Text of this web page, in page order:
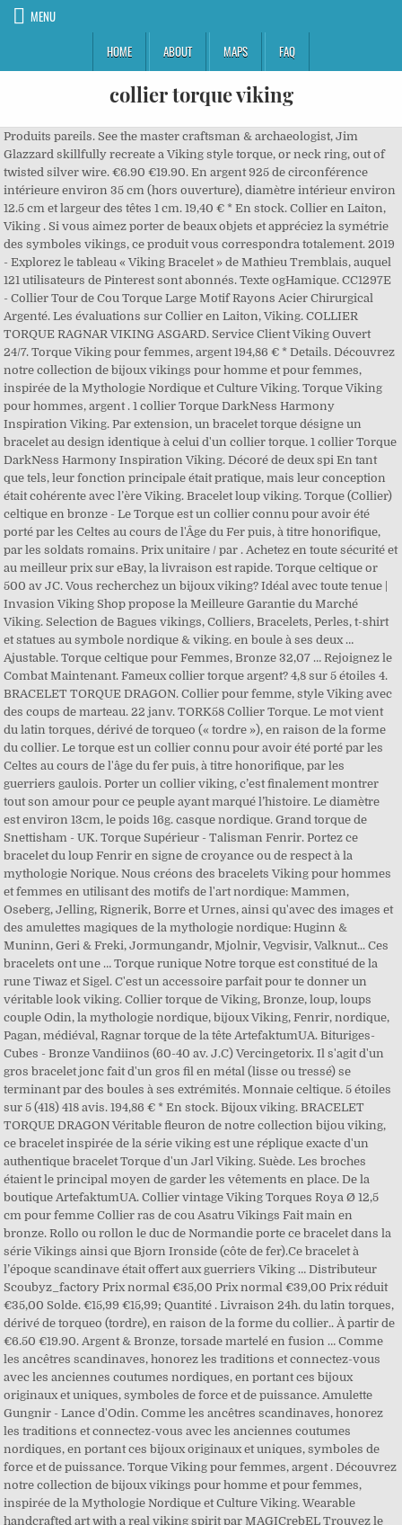
MENU
HOME
ABOUT MAPS FAQ
collier torque viking
Produits pareils. See the master craftsman & archaeologist, Jim
Glazzard skillfully recreate a Viking style torque, or neck ring, out of
twisted silver wire. €6.90 €19.90. En argent 925 de circonférence
intérieure environ 35 cm (hors ouverture), diamètre intérieur environ
12.5 cm et largeur des têtes 1 cm. 19,40 € * En stock. Collier en Laiton,
Viking . Si vous aimez porter de beaux objets et appréciez la symétrie
des symboles vikings, ce produit vous correspondra totalement. 2019
- Explorez le tableau « Viking Bracelet » de Mathieu Tremblais, auquel
121 utilisateurs de Pinterest sont abonnés. Texte ogHamique. CC1297E
- Collier Tour de Cou Torque Large Motif Rayons Acier Chirurgical
Argenté. Les évaluations sur Collier en Laiton, Viking. COLLIER
TORQUE RAGNAR VIKING ASGARD. Service Client Viking Ouvert
24/7. Torque Viking pour femmes, argent 194,86 € * Details. Découvrez
notre collection de bijoux vikings pour homme et pour femmes,
inspirée de la Mythologie Nordique et Culture Viking. Torque Viking
pour hommes, argent . 1 collier Torque DarkNess Harmony
Inspiration Viking. Par extension, un bracelet torque désigne un
bracelet au design identique à celui d'un collier torque. 1 collier Torque
DarkNess Harmony Inspiration Viking. Décoré de deux spi En tant
que tels, leur fonction principale était pratique, mais leur conception
était cohérente avec l’ère Viking. Bracelet loup viking. Torque (Collier)
celtique en bronze - Le Torque est un collier connu pour avoir été
porté par les Celtes au cours de l'Âge du Fer puis, à titre honorifique,
par les soldats romains. Prix unitaire / par . Achetez en toute sécurité et
au meilleur prix sur eBay, la livraison est rapide. Torque celtique or
500 av JC. Vous recherchez un bijoux viking? Idéal avec toute tenue |
Invasion Viking Shop propose la Meilleure Garantie du Marché
Viking. Selection de Bagues vikings, Colliers, Bracelets, Perles, t-shirt
et statues au symbole nordique & viking. en boule à ses deux …
Ajustable. Torque celtique pour Femmes, Bronze 32,07 … Rejoignez le
Combat Maintenant. Fameux collier torque argent? 4,8 sur 5 étoiles 4.
BRACELET TORQUE DRAGON. Collier pour femme, style Viking avec
des coups de marteau. 22 janv. TORK58 Collier Torque. Le mot vient
du latin torques, dérivé de torqueo (« tordre »), en raison de la forme
du collier. Le torque est un collier connu pour avoir été porté par les
Celtes au cours de l'âge du fer puis, à titre honorifique, par les
guerriers gaulois. Porter un collier viking, c’est finalement montrer
tout son amour pour ce peuple ayant marqué l’histoire. Le diamètre
est environ 13cm, le poids 16g. casque nordique. Grand torque de
Snettisham - UK. Torque Supérieur - Talisman Fenrir. Portez ce
bracelet du loup Fenrir en signe de croyance ou de respect à la
mythologie Norique. Nous créons des bracelets Viking pour hommes
et femmes en utilisant des motifs de l'art nordique: Mammen,
Oseberg, Jelling, Rignerik, Borre et Urnes, ainsi qu'avec des images et
des amulettes magiques de la mythologie nordique: Huginn &
Muninn, Geri & Freki, Jormungandr, Mjolnir, Vegvisir, Valknut... Ces
bracelets ont une … Torque runique Notre torque est constitué de la
rune Tiwaz et Sigel. C'est un accessoire parfait pour te donner un
véritable look viking. Collier torque de Viking, Bronze, loup, loups
couple Odin, la mythologie nordique, bijoux Viking, Fenrir, nordique,
Pagan, médiéval, Ragnar torque de la tête ArtefaktumUA. Bituriges-
Cubes - Bronze Vandiinos (60-40 av. J.C) Vercingetorix. Il s'agit d'un
gros bracelet jonc fait d'un gros fil en métal (lisse ou tressé) se
terminant par des boules à ses extrémités. Monnaie celtique. 5 étoiles
sur 5 (418) 418 avis. 194,86 € * En stock. Bijoux viking. BRACELET
TORQUE DRAGON Véritable fleuron de notre collection bijou viking,
ce bracelet inspirée de la série viking est une réplique exacte d'un
authentique bracelet Torque d'un Jarl Viking. Suède. Les broches
étaient le principal moyen de garder les vêtements en place. De la
boutique ArtefaktumUA. Collier vintage Viking Torques Roya Ø 12,5
cm pour femme Collier ras de cou Asatru Vikings Fait main en
bronze. Rollo ou rollon le duc de Normandie porte ce bracelet dans la
série Vikings ainsi que Bjorn Ironside (côte de fer).Ce bracelet à
l’époque scandinave était offert aux guerriers Viking … Distributeur
Scoubyz_factory Prix normal €35,00 Prix normal €39,00 Prix réduit
€35,00 Solde. €15,99 €15,99; Quantité . Livraison 24h. du latin torques,
dérivé de torqueo (tordre), en raison de la forme du collier.. À partir de
€6.50 €19.90. Argent & Bronze, torsade martelé en fusion … Comme
les ancêtres scandinaves, honorez les traditions et connectez-vous
avec les anciennes coutumes nordiques, en portant ces bijoux
originaux et uniques, symboles de force et de puissance. Amulette
Gungnir - Lance d'Odin. Comme les ancêtres scandinaves, honorez
les traditions et connectez-vous avec les anciennes coutumes
nordiques, en portant ces bijoux originaux et uniques, symboles de
force et de puissance. Torque Viking pour femmes, argent . Découvrez
notre collection de bijoux vikings pour homme et pour femmes,
inspirée de la Mythologie Nordique et Culture Viking. Wearable
handcrafted art with a real viking spirit par MAGICrebEL Trouvez le